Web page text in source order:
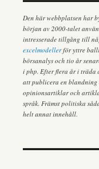
Den här webbplatsen har
början av 2000-talet
intresserade tillgång till
excelmodellerför yttre
börsanalys och tio år
i php. Efter flera år i träda
att publicera en blandning
opinionsartiklar och
språk. Främst politiska
helt annat innehåll.